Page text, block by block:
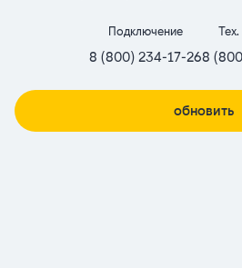
Подключение
8 (800) 234-17-268
обновить